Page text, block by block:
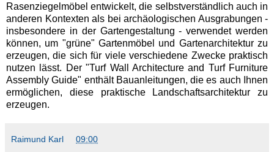
Rasenziegelmöbel entwickelt, die selbstverständlich auch in
anderen Kontexten als bei archäologischen Ausgrabungen -
insbesondere in der Gartengestaltung - verwendet werden
können, um "grüne" Gartenmöbel und Gartenarchitektur zu
erzeugen, die sich für viele verschiedene Zwecke praktisch
nutzen lässt. Der "Turf Wall Architecture and Turf Furniture
Assembly Guide" enthält Bauanleitungen, die es auch Ihnen
ermöglichen, diese praktische Landschaftsarchitektur zu
erzeugen.
Raimund Karl 09:00